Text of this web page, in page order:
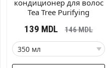
кондиционер для волос
Tea Tree Purifying
139 MDL 146MDL